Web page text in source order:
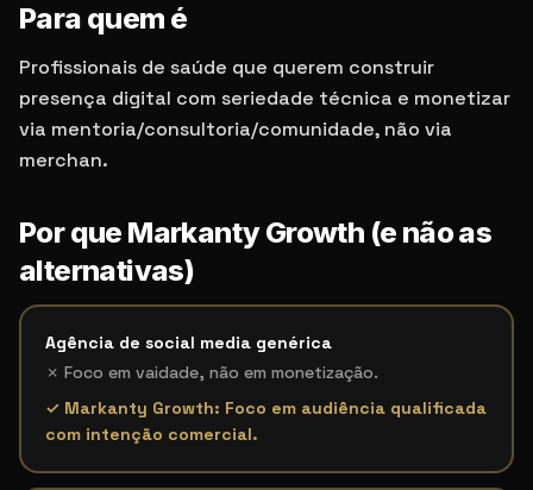
Para quem é
Profissionais de saúde que querem construir
presença digital com seriedade técnica e monetizar
via mentoria/consultoria/comunidade, não via
merchan.
Por que Markanty Growth (e não as
alternativas)
Agência de social media genérica
✗ Foco em vaidade, não em monetização.
✓ Markanty Growth: Foco em audiência qualificada
com intenção comercial.